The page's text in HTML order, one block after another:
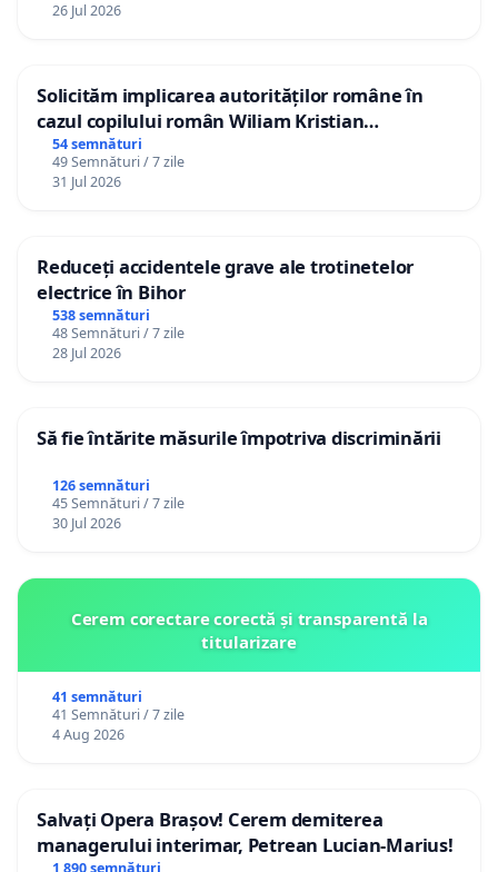
26 Jul 2026
Solicităm implicarea autorităților române în
cazul copilului român Wiliam Kristian
Gheorghe, aflat în plasament în Danemarca de
12 ani
54 semnături
49 Semnături / 7 zile
31 Jul 2026
Reduceți accidentele grave ale trotinetelor
electrice în Bihor
538 semnături
48 Semnături / 7 zile
28 Jul 2026
Să fie întărite măsurile împotriva discriminării
126 semnături
45 Semnături / 7 zile
30 Jul 2026
Cerem corectare corectă și transparentă la
titularizare
41 semnături
41 Semnături / 7 zile
4 Aug 2026
Salvați Opera Brașov! Cerem demiterea
managerului interimar, Petrean Lucian-Marius!